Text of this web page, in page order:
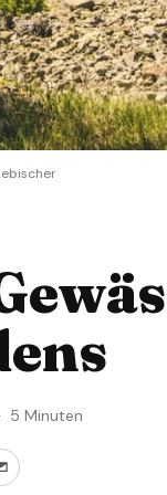
5 Minuten